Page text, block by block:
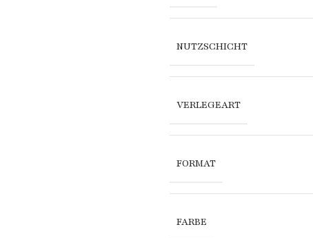
NUTZSCHICHT
VERLEGEART
FORMAT
FARBE